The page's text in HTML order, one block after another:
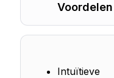
Voordelen
Intuïtieve